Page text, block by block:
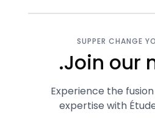
SUPPER CHANGE
Join our
Experience the
expertise with